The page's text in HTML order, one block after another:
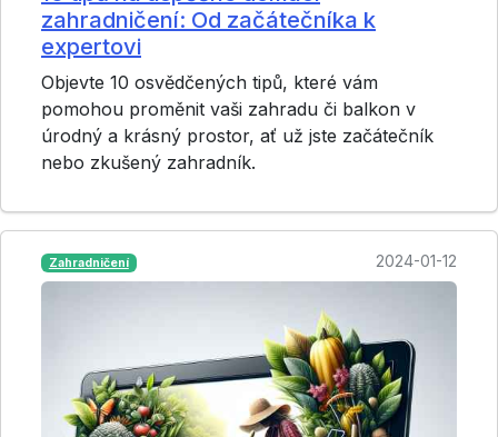
zahradničení: Od začátečníka k
expertovi
Objevte 10 osvědčených tipů, které vám
pomohou proměnit vaši zahradu či balkon v
úrodný a krásný prostor, ať už jste začátečník
nebo zkušený zahradník.
Zahradničení 2024-01-12